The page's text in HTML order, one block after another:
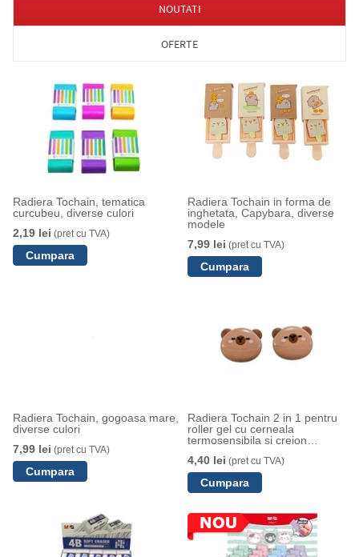
NOUTATI
OFERTE
Radiera Tochain, tematica
curcubeu, diverse culori
2,19 lei (pret cu TVA)
Radiera Tochain in forma de
inghetata, Capybara, diverse
modele
7,99 lei (pret cu TVA)
Radiera Tochain, gogoasa mare,
diverse culori
7,99 lei (pret cu TVA)
Radiera Tochain 2 in 1 pentru
roller gel cu cerneala
termosensibila si creion
4,40 lei (pret cu TVA)